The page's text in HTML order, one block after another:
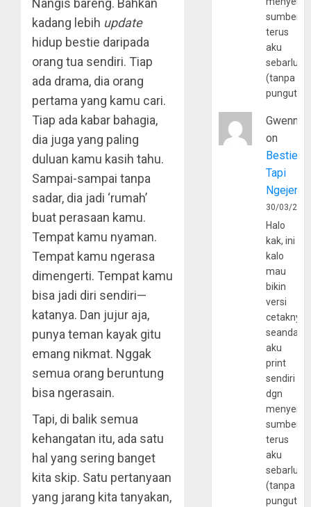
Nangis bareng. Bahkan
kadang lebih update
hidup bestie daripada
orang tua sendiri. Tiap
ada drama, dia orang
pertama yang kamu cari.
Tiap ada kabar bahagia,
dia juga yang paling
duluan kamu kasih tahu.
Sampai-sampai tanpa
sadar, dia jadi ‘rumah’
buat perasaan kamu.
Tempat kamu nyaman.
Tempat kamu ngerasa
dimengerti. Tempat kamu
bisa jadi diri sendiri—
katanya. Dan jujur aja,
punya teman kayak gitu
emang nikmat. Nggak
semua orang beruntung
bisa ngerasain.
Tapi, di balik semua
kehangatan itu, ada satu
hal yang sering banget
kita skip. Satu pertanyaan
yang jarang kita tanyakan,
sumber
terus
aku
(tanpa
Gwenny
on
Bestie
Tapi
30/03/
Halo
kak, ini
kalo
mau
bikin
versi
cetaknya
aku
print
sendiri
dgn
sumber
terus
aku
(tanpa